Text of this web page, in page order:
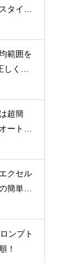
タイル
範囲を
しく使
超簡
ートS
クセル
簡単手
ンプト
！